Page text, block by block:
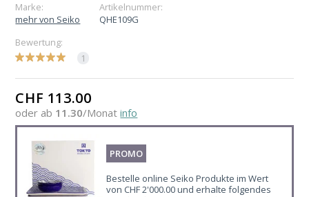
Marke:
mehr von Seiko
Artikelnummer:
QHE109G
Bewertung:
1
CHF 113.00
oder ab 11.30/Monat info
PROMO
Bestelle online Seiko Produkte im Wert
von CHF 2'000.00 und erhalte folgendes